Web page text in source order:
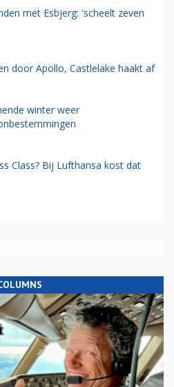
met Esbjerg: 'scheelt zeven
door Apollo, Castlelake haakt af
winter weer
Class? Bij Lufthansa kost dat